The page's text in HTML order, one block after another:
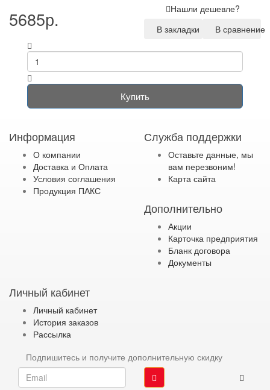
5685р.
Нашли дешевле?
В закладки
В сравнение
Купить
Информация
О компании
Доставка и Оплата
Условия соглашения
Продукция ПАКС
Служба поддержки
Оставьте данные, мы
вам перезвоним!
Карта сайта
Дополнительно
Акции
Карточка предприятия
Бланк договора
Документы
Личный кабинет
Личный кабинет
История заказов
Рассылка
Подпишитесь и получите дополнительную скидку